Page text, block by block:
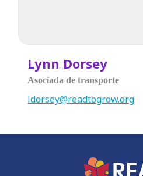
Lynn Dorsey
Asociada de transporte
ldorsey@readtogrow.org